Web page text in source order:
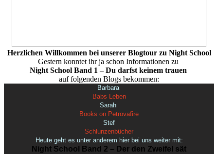
Herzlichen Willkommen bei unserer Blogtour zu Night School
Gestern konntet ihr ja schon Informationen zu
Night School Band 1 – Du darfst keinem trauen
auf folgenden Blogs bekommen:
Barbara
Babs Leben
Sarah
Books on Petrovafire
Stef
Schlunzenbücher
Heute geht es unter anderem hier bei uns weiter mit:
Night School Band 2 – Der den Zweifel sät